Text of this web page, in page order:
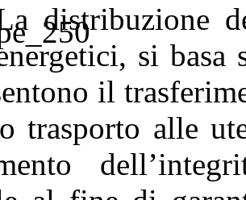
distribuzione
si basa
il
trasporto alle